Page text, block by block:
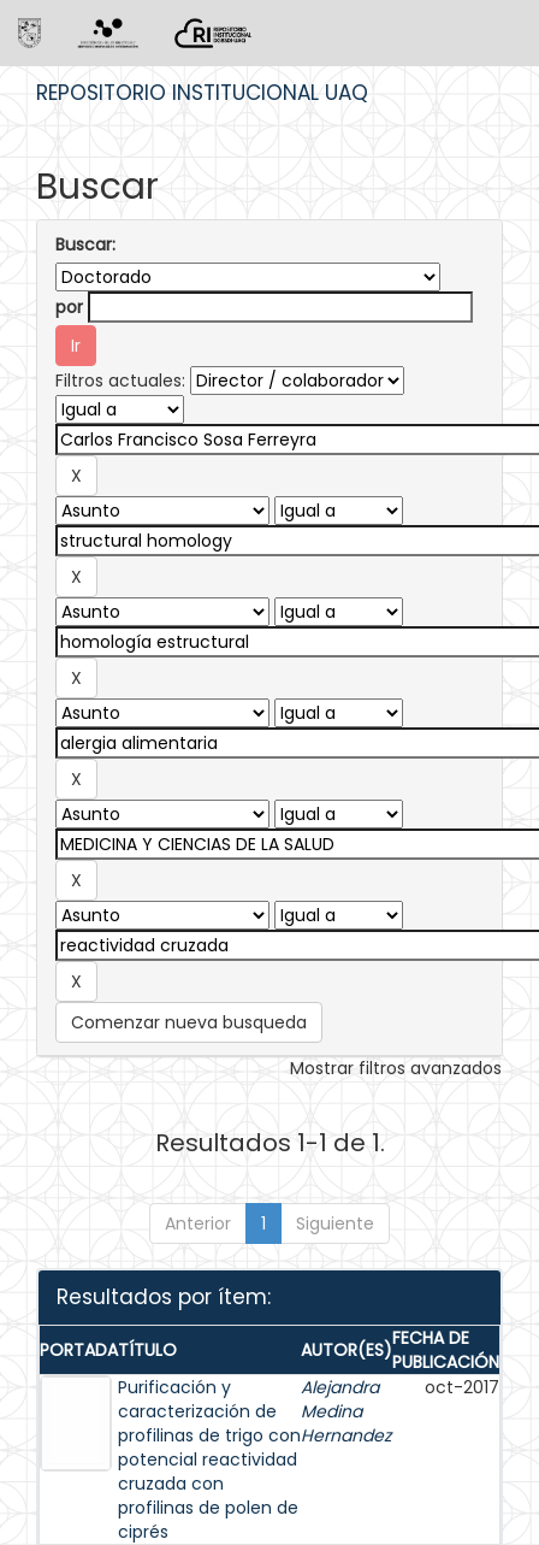
REPOSITORIO INSTITUCIONAL UAQ
Buscar
Buscar:
por
Filtros actuales:
Comenzar nueva busqueda
Mostrar filtros avanzados
Resultados 1-1 de 1.
Anterior 1 Siguiente
Resultados por ítem:
PORTADATÍTULO AUTOR(ES)FECHA DE
PUBLICACIÓN
Purificación y
caracterización de
profilinas de trigo con
potencial reactividad
cruzada con
profilinas de polen de
ciprés
Alejandra
Medina
Hernandez
oct-2017